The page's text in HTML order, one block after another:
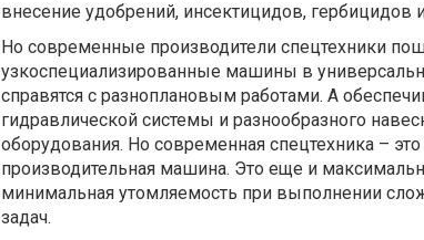
внесение удобрений, инсектицидов, гербицидов
Но современные производители спецтехники
узкоспециализированные машины в
справятся с разноплановым работами. А
гидравлической системы и разнообразного
оборудования. Но современная спецтехника –
производительная машина. Это еще и
минимальная утомляемость при выполнении
задач.